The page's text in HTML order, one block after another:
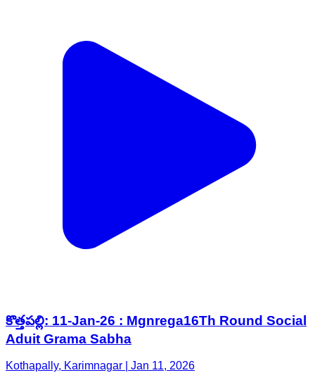
కొత్తపల్లి: 11-Jan-26 : Mgnrega16Th Round Social
Aduit Grama Sabha
Kothapally, Karimnagar | Jan 11, 2026